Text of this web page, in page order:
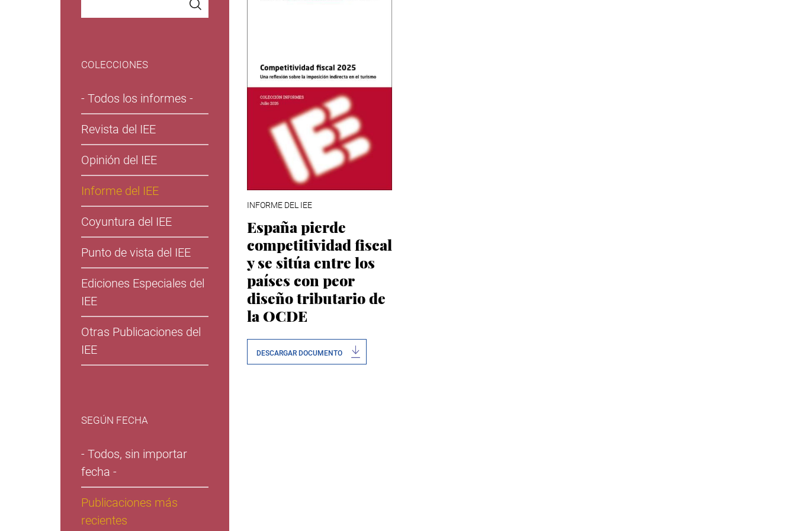
COLECCIONES
- Todos los informes -
Revista del IEE
Opinión del IEE
Informe del IEE
Coyuntura del IEE
Punto de vista del IEE
Ediciones Especiales del
IEE
Otras Publicaciones del
IEE
SEGÚN FECHA
- Todos, sin importar
fecha -
Publicaciones más
recientes
INFORME DEL IEE
España pierde
competitividad fiscal
y se sitúa entre los
países con peor
diseño tributario de
la OCDE
DESCARGAR DOCUMENTO